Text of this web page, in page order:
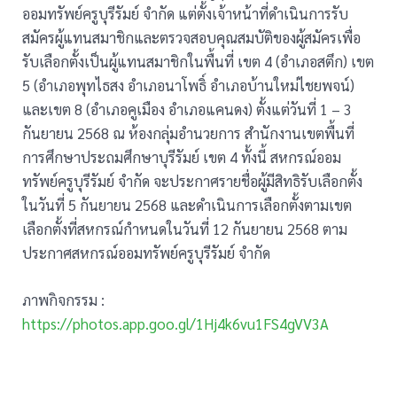
ออมทรัพย์ครูบุรีรัมย์ จำกัด แต่ตั้งเจ้าหน้าที่ดำเนินการรับ
สมัครผู้แทนสมาชิกและตรวจสอบคุณสมบัติของผู้สมัครเพื่อ
รับเลือกตั้งเป็นผู้แทนสมาชิกในพื้นที่ เขต 4 (อำเภอสตึก) เขต
5 (อำเภอพุทไธสง อำเภอนาโพธิ์ อำเภอบ้านใหม่ไชยพจน์)
และเขต 8 (อำเภอคูเมือง อำเภอแคนดง) ตั้งแต่วันที่ 1 – 3
กันยายน 2568 ณ ห้องกลุ่มอำนวยการ สำนักงานเขตพื้นที่
การศึกษาประถมศึกษาบุรีรัมย์ เขต 4 ทั้งนี้ สหกรณ์ออม
ทรัพย์ครูบุรีรัมย์ จำกัด จะประกาศรายชื่อผู้มีสิทธิรับเลือกตั้ง
ในวันที่ 5 กันยายน 2568 และดำเนินการเลือกตั้งตามเขต
เลือกตั้งที่สหกรณ์กำหนดในวันที่ 12 กันยายน 2568 ตาม
ประกาศสหกรณ์ออมทรัพย์ครูบุรีรัมย์ จำกัด
ภาพกิจกรรม :
https://photos.app.goo.gl/1Hj4k6vu1FS4gVV3A